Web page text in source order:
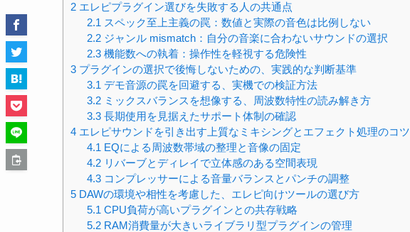
2 エレピプラグイン選びを失敗する人の共通点
2.1 スペック至上主義の罠：数値と実際の音色は比例しない
2.2ジャンル mismatch：自分の音楽に合わないサウンドの選択
2.3機能数への執着：操作性を軽視する危険性
3 プラグインの選択で後悔しないための、実践的な判断基準
3.1 デモ音源の罠を回避する、実機での検証方法
3.2ミックスバランスを想像する、周波数特性の読み解き方
3.3長期使用を見据えたサポート体制の確認
4 エレピサウンドを引き出す上質なミキシングとエフェクト処理のコツ
4.1 EQによる周波数帯域の整理と音像の固定
4.2リバーブとディレイで立体感のある空間表現
4.3コンプレッサーによる音量バランスとパンチの調整
5 DAWの環境や相性を考慮した、エレピ向けツールの選び方
5.1 CPU負荷が高いプラグインとの共存戦略
5.2RAM消費量が大きいライブラリ型プラグインの管理